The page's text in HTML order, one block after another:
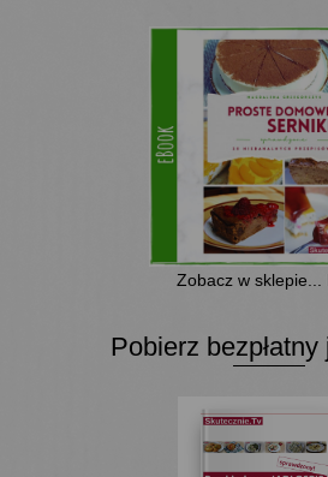
Zobacz w sklepie...
Pobierz bezpłatny